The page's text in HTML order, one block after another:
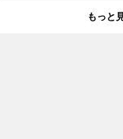
もっと